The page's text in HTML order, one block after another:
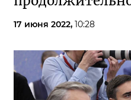
17 июня 2022, 10:28